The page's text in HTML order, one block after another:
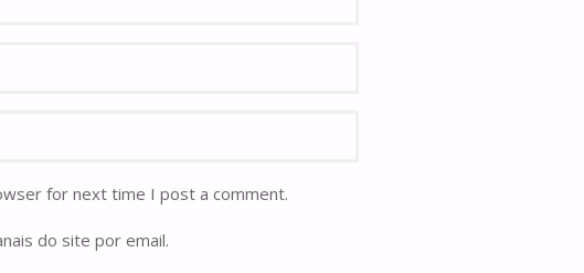
for next time I post a comment.
do site por email.